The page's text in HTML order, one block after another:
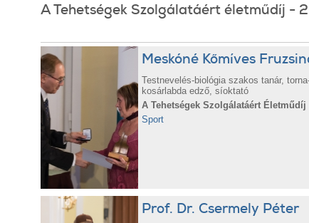
A Tehetségek Szolgálatáért életműdíj -
Meskóné Kőmíves
Testnevelés-biológia szakos tanár,
kosárlabda edző, síoktató
A Tehetségek Szolgálatáért Életműdíj
Sport
Prof. Dr. Csermely Péter